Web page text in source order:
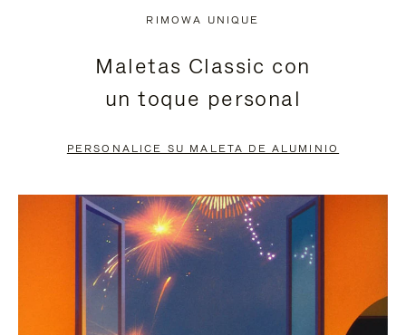
PAUSADO,
PULSE
PARA
ESTÁ
DESACTIVADO:
PULSE
ACTIVARLO.
RIMOWA UNIQUE
Maletas Classic con
un toque personal
PERSONALICE SU MALETA DE ALUMINIO